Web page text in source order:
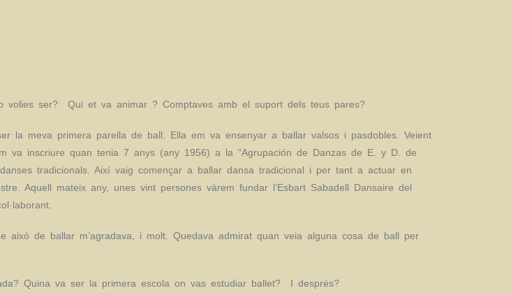
ser? Qui et va animar ? Comptaves amb el suport dels teus pares?
la meva primera parella de ball. Ella em va ensenyar a ballar valsos i pasdobles. Veient
inscriure quan tenia 7 anys (any 1956) a la “Agrupación de Danzas de E. y D. de
tradicionals. Així vaig començar a ballar dansa tradicional i per tant a actuar en
Aquell mateix any, unes vint persones vàrem fundar l’Esbart Sabadell Dansaire del
de ballar m’agradava, i molt. Quedava admirat quan veia alguna cosa de ball per
Quina va ser la primera escola on vas estudiar ballet? I després?